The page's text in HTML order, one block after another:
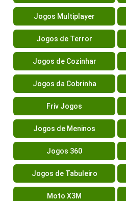
Jogos Multiplayer
Jogos de Terror
Jogos de Cozinhar
Jogos da Cobrinha
Friv Jogos
Jogos de Meninos
Jogos 360
Jogos de Tabuleiro
Moto X3M